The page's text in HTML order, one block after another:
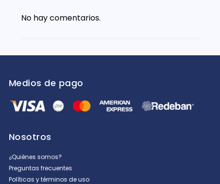
Título
★★★★★
Dirección de email
Escribe un comentario
No hay comentarios.
Medios de pago
Nosotros
¿Quiénes somos?
Preguntas frecuentes
Políticas y términos de uso